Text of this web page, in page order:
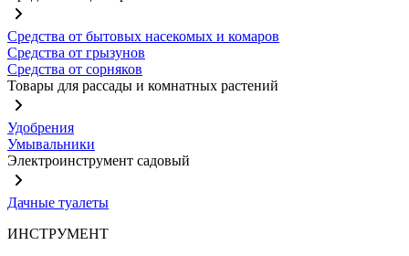
Средства от бытовых насекомых и комаров
Средства от грызунов
Средства от сорняков
Товары для рассады и комнатных растений
Удобрения
Умывальники
Электроинструмент садовый
Дачные туалеты
ИНСТРУМЕНТ